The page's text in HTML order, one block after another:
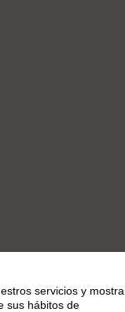
servicios y
sus hábitos de